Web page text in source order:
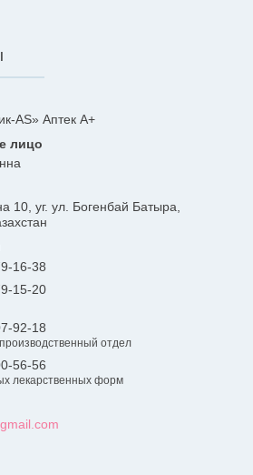
AS» Аптек А+
10, уг. ул. Богенбай Батыра,
16-38
15-20
92-18
отдел
56-56
лекарственных форм